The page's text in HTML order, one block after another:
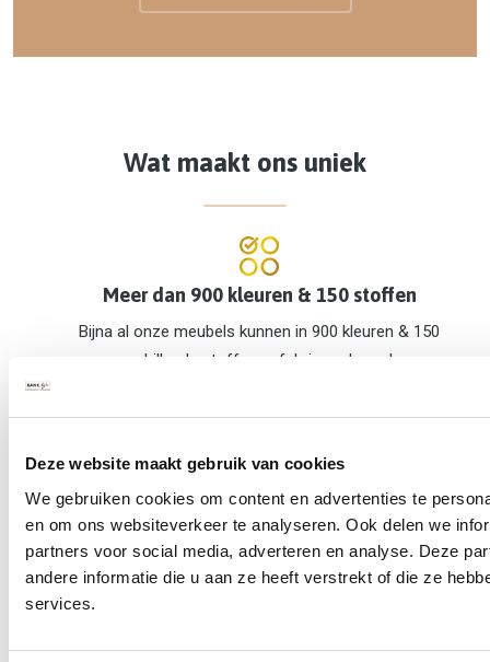
Deze website maakt gebruik van cookies
We gebruiken cookies om content en advertenties te
en om ons websiteverkeer te analyseren. Ook delen we
partners voor social media, adverteren en analyse. Deze
andere informatie die u aan ze heeft verstrekt of die ze
services.
Wat maakt ons uniek
Meer dan 900 kleuren & 150 stoffen
Bijna al onze meubels kunnen in 900 kleuren & 150
verschillende stoffen gefabriceerd worden.
U bedenkt het, wij maken het!
Onze bankstellen kunnen allemaal op maat vervaardigd
worden! U kiest de diepte, breedte en hoogte tot uw bank
exact is zoals u hem wenst.
In Nederland voor u op maat gemaakt